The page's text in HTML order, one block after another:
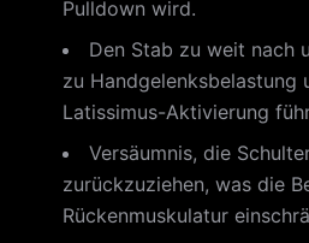
Pulldown wird.
Den Stab zu weit nach
zu Handgelenksbelastung
Latissimus-Aktivierung
Versäumnis, die
zurückzuziehen, was die
Rückenmuskulatur